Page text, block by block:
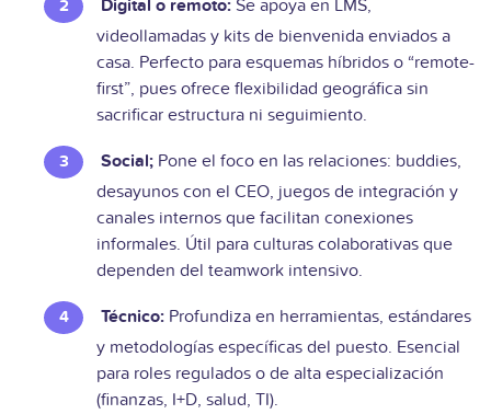
Digital o remoto: Se apoya en LMS,
videollamadas y kits de bienvenida enviados a
casa. Perfecto para esquemas híbridos o “remote-
first”, pues ofrece flexibilidad geográfica sin
sacrificar estructura ni seguimiento.
Social; Pone el foco en las relaciones: buddies,
desayunos con el CEO, juegos de integración y
canales internos que facilitan conexiones
informales. Útil para culturas colaborativas que
dependen del teamwork intensivo.
Técnico: Profundiza en herramientas, estándares
y metodologías específicas del puesto. Esencial
para roles regulados o de alta especialización
(finanzas, I+D, salud, TI).